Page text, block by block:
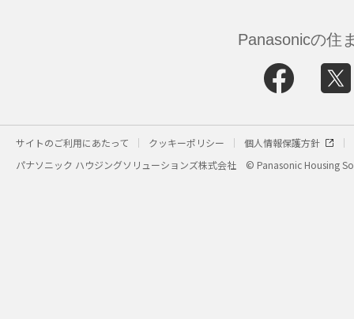
Panasonicの住
サイトのご利用にあたって クッキーポリシー
個人情報保護方針
パナソニック ハウジングソリューションズ株式会社
© Panasonic Housing